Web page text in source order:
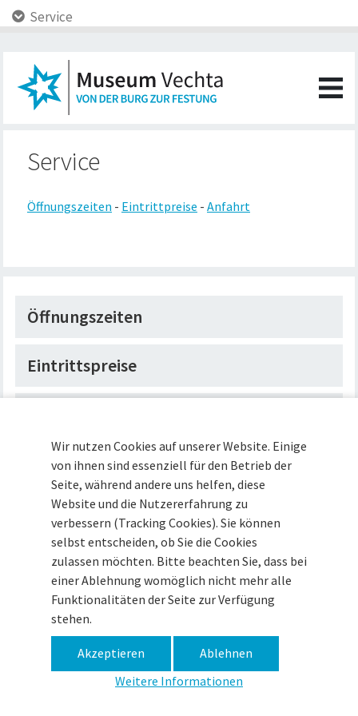
Service
Service
Öffnungszeiten - Eintrittpreise - Anfahrt
Öffnungszeiten
Eintrittspreise
Museumsshop
Mitteilung - Presse
Museum im Zeughaus · Zitadelle 15 · 49377 Vechta ·
info@museum-vechta.de
Impressum Datenschutz Haftungsausschluss
Wir nutzen Cookies auf unserer Website. Einige
von ihnen sind essenziell für den Betrieb der
Seite, während andere uns helfen, diese
Website und die Nutzererfahrung zu
verbessern (Tracking Cookies). Sie können
selbst entscheiden, ob Sie die Cookies
zulassen möchten. Bitte beachten Sie, dass bei
einer Ablehnung womöglich nicht mehr alle
Funktionalitäten der Seite zur Verfügung
stehen.
Akzeptieren
Ablehnen
Weitere Informationen